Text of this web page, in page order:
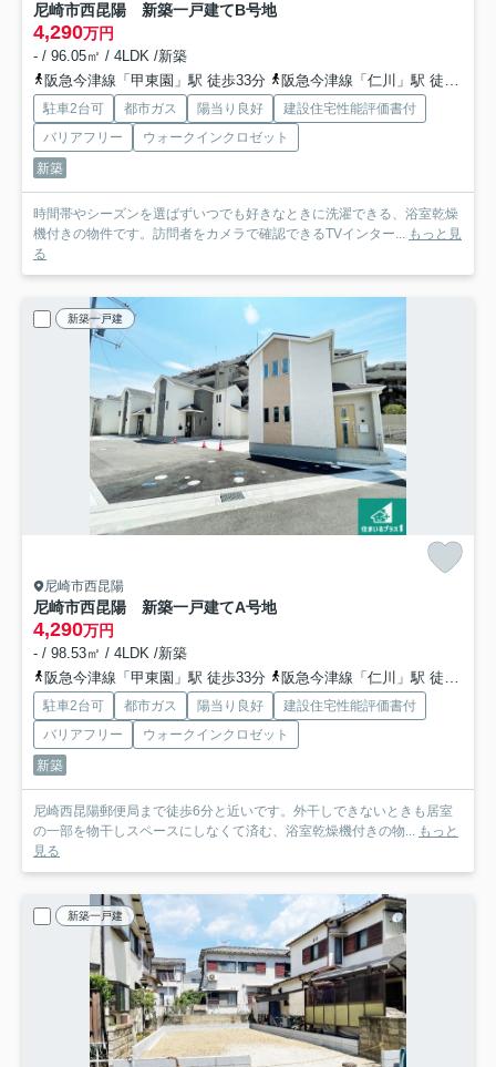
尼崎市西昆陽 新築一戸建てB号地
4,290万円
- / 96.05㎡ / 4LDK /新築
阪急今津線「甲東園」駅 徒歩33分
阪急今津線「仁川」駅 徒歩35分
駐車2台可 都市ガス 陽当り良好
建設住宅性能評価書付
バリアフリー
ウォークインクロゼット
新築
時間帯やシーズンを選ばずいつでも好きなときに洗濯できる、浴室乾燥
機付きの物件です。訪問者をカメラで確認できるTVインター... もっと見
る
新築一戸建
尼崎市西昆陽
尼崎市西昆陽 新築一戸建てA号地
4,290万円
- / 98.53㎡ / 4LDK /新築
阪急今津線「甲東園」駅 徒歩33分
阪急今津線「仁川」駅 徒歩35分
駐車2台可 都市ガス 陽当り良好
建設住宅性能評価書付
バリアフリー
ウォークインクロゼット
新築
尼崎西昆陽郵便局まで徒歩6分と近いです。外干しできないときも居室
の一部を物干しスペースにしなくて済む、浴室乾燥機付きの物... もっと
見る
新築一戸建